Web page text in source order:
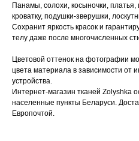
Панамы, солохи, косыночки,
кроватку, подушки-зверушки,
Сохранит яркость красок и
телу даже после многочисленных
Цветовой оттенок на фотографии
цвета материала в зависимости от
устройства.
Интернет-магазин тканей Zolyshka
населенные пункты Беларуси.
Европочтой.